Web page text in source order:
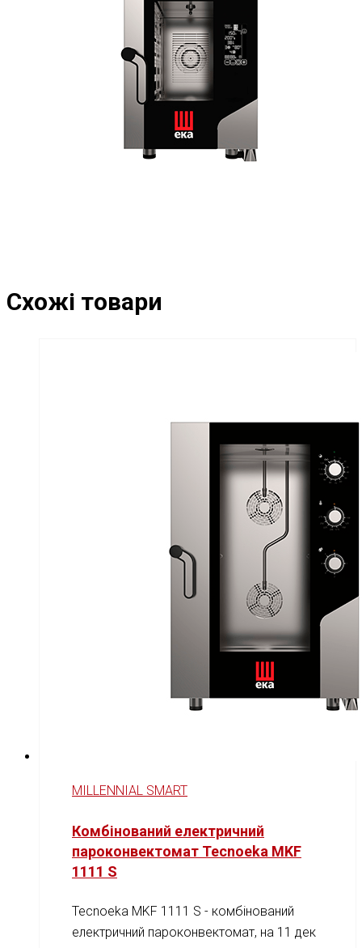
Схожі товари
MILLENNIAL SMART
Комбінований електричний
пароконвектомат Tecnoeka MKF
1111 S
Tecnoeka MKF 1111 S - комбінований
електричний пароконвектомат, на 11 дек